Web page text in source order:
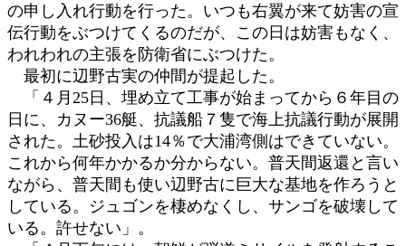
の申し入れ行動を行った。いつも右翼が来て妨害の宣
伝行動をぶつけてくるのだが、この日は妨害もなく、
われわれの主張を防衛省にぶつけた。
最初に辺野古実の仲間が提起した。
「４月25日、埋め立て工事が始まってから６年目の
日に、カヌー36艇、抗議船７隻で海上抗議行動が展開
された。土砂投入は14％で大浦湾側はできていない。
これから何年かかるか分からない。普天間返還と言い
ながら、普天間も使い辺野古に巨大な基地を作ろうと
している。ジュゴンを棲めなくし、サンゴを破壊して
いる。許せない」。